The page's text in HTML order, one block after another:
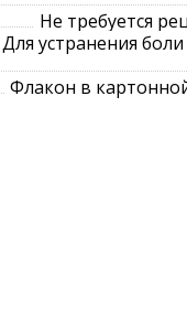
Не требуется
Для устранения боли
Флакон в